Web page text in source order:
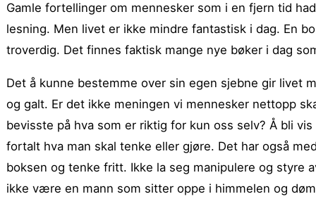
Gamle fortellinger om mennesker som i en fjern tid
lesning. Men livet er ikke mindre fantastisk i dag. En
troverdig. Det finnes faktisk mange nye bøker i dag
Det å kunne bestemme over sin egen sjebne gir livet
og galt. Er det ikke meningen vi mennesker nettopp
bevisste på hva som er riktig for kun oss selv? Å bli
fortalt hva man skal tenke eller gjøre. Det har også
boksen og tenke fritt. Ikke la seg manipulere og styre
ikke være en mann som sitter oppe i himmelen og